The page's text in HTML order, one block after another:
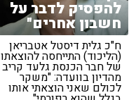
להפסיק לדבר על
חשבון אחרים"
ח"כ גלית דיסטל אטבריאן
(הליכוד) התייחסה להוצאתו
של חבר הכנסת גלעד קריב
מהדיון בוועדה: "משקר
לכולם שאני הוצאתי אותו